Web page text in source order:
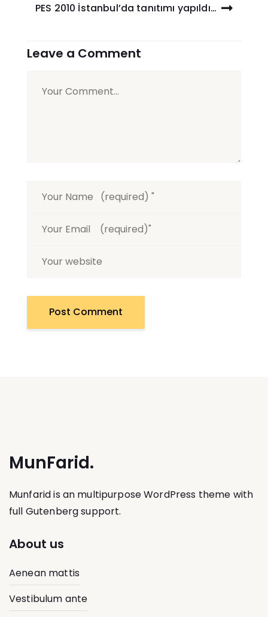
PES 2010 İstanbul’da tanıtımı yapıldı…
Leave a Comment
MunFarid.
Munfarid is an multipurpose WordPress theme with
full Gutenberg support.
About us
Aenean mattis
Vestibulum ante